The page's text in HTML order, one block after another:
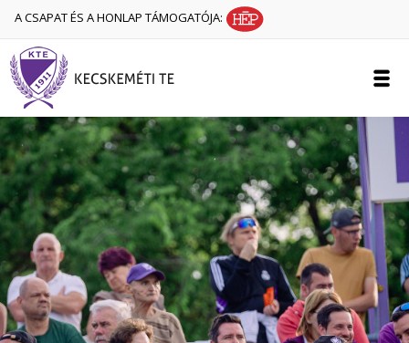
A CSAPAT ÉS A HONLAP TÁMOGATÓJA: